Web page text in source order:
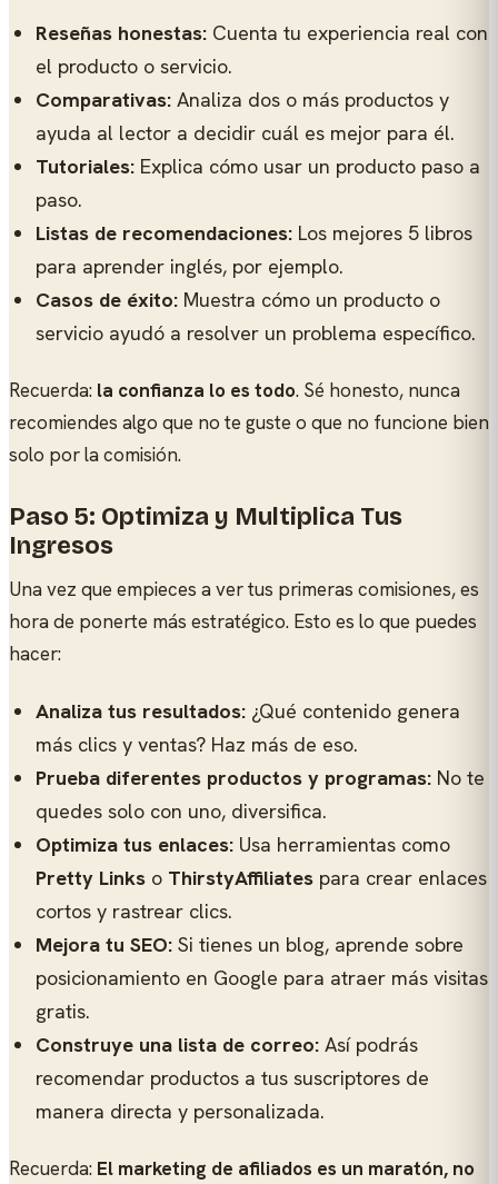
Reseñas honestas: Cuenta tu experiencia real con
el producto o servicio.
Comparativas: Analiza dos o más productos y
ayuda al lector a decidir cuál es mejor para él.
Tutoriales: Explica cómo usar un producto paso a
paso.
Listas de recomendaciones: Los mejores 5 libros
para aprender inglés, por ejemplo.
Casos de éxito: Muestra cómo un producto o
servicio ayudó a resolver un problema específico.
Recuerda: la confianza lo es todo. Sé honesto, nunca
recomiendes algo que no te guste o que no funcione bien
solo por la comisión.
Paso 5: Optimiza y Multiplica Tus
Ingresos
Una vez que empieces a ver tus primeras comisiones, es
hora de ponerte más estratégico. Esto es lo que puedes
hacer:
Analiza tus resultados: ¿Qué contenido genera
más clics y ventas? Haz más de eso.
Prueba diferentes productos y programas: No te
quedes solo con uno, diversifica.
Optimiza tus enlaces: Usa herramientas como
Pretty Links o ThirstyAffiliates para crear enlaces
cortos y rastrear clics.
Mejora tu SEO: Si tienes un blog, aprende sobre
posicionamiento en Google para atraer más visitas
gratis.
Construye una lista de correo: Así podrás
recomendar productos a tus suscriptores de
manera directa y personalizada.
Recuerda: El marketing de afiliados es un maratón, no